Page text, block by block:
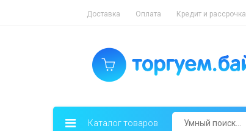
Доставка Оплата Кредит и рассрочка
Каталог товаров